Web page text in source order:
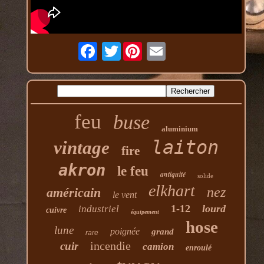
Twitter
feu buse aluminium
vintage fire laiton
akron le feu antiquité solide
américain le vent elkhart nez
cuivre industriel équipement 1-12 lourd
lune rare poignée grand hose
cuir incendie camion enroulé